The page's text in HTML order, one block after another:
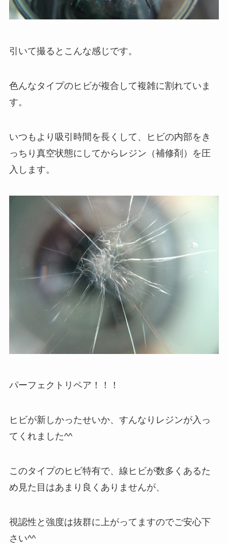
引いて撮るとこんな感じです。
色んなタイプのヒビが複合して複雑に割れていま
す。
いつもより吸引時間を長くして、ヒビの内部をき
っちり真空状態にしてからレジン（補修剤）を圧
入します。
パーフェクトリペア！！！
ヒビが新しかったせいか、すんなりレジンが入っ
てくれました^^
このタイプのヒビ特有で、線ヒビが数多くあるた
め見た目はあまり良くありませんが、
視認性と強度は抜群に上がってますのでご安心下
さい^^